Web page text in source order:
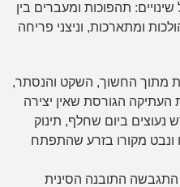
תהפוכות ומעברים בין
ומתארכות, וניצני פריחה
מתוך החשוך, השקט והנסתר,
הגורסת שאין יצירה
נעוצים ביום שחלף, תינוק
ונבט מקורו בזרע שהתפתח
התגבשה התובנה הסינית